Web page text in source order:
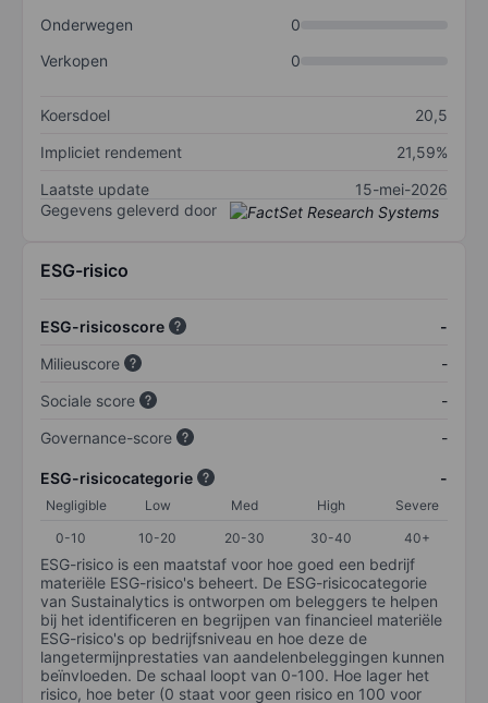
Onderwegen
0
Verkopen
0
Koersdoel
20,5
Impliciet rendement
21,59%
Laatste update
15-mei-2026
Gegevens geleverd door
ESG-risico
ESG-risicoscore
-
Milieuscore
-
Sociale score
-
Governance-score
-
ESG-risicocategorie -
Negligible Low Med High
Severe
0-10
10-20 20-30 30-40 40+
ESG-risico is een maatstaf voor hoe goed een bedrijf
materiële ESG-risico's beheert. De ESG-risicocategorie
van Sustainalytics is ontworpen om beleggers te helpen
bij het identificeren en begrijpen van financieel materiële
ESG-risico's op bedrijfsniveau en hoe deze de
langetermijnprestaties van aandelenbeleggingen kunnen
beïnvloeden. De schaal loopt van 0-100. Hoe lager het
risico, hoe beter (0 staat voor geen risico en 100 voor